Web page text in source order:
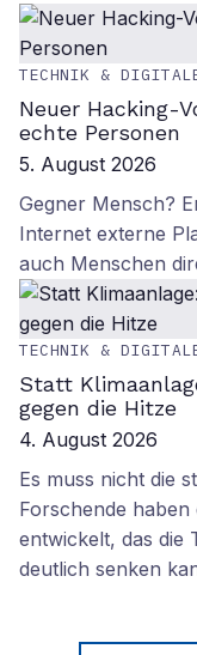
TECHNIK &
Neuer Hacking-
echte Personen
5. August 2026
Gegner Mensch?
Internet externe
auch Menschen
TECHNIK &
Statt
gegen die Hitze
4. August 2026
Es muss nicht die
Forschende haben
entwickelt, das die
deutlich senken